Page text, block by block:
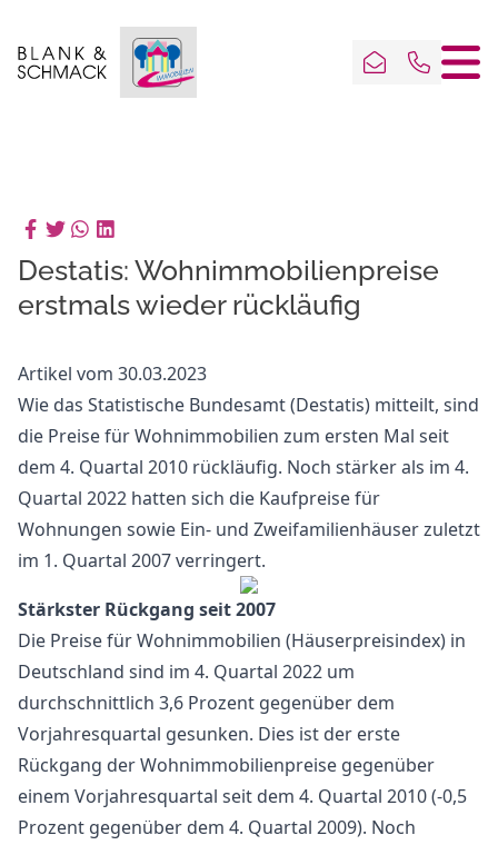
Destatis: Wohnimmobilienpreise
erstmals wieder rückläufig
Artikel vom 30.03.2023
Wie das Statistische Bundesamt (Destatis) mitteilt, sind
die Preise für Wohnimmobilien zum ersten Mal seit
dem 4. Quartal 2010 rückläufig. Noch stärker als im 4.
Quartal 2022 hatten sich die Kaufpreise für
Wohnungen sowie Ein- und Zweifamilienhäuser zuletzt
im 1. Quartal 2007 verringert.
Stärkster Rückgang seit 2007
Die Preise für Wohnimmobilien (Häuserpreisindex) in
Deutschland sind im 4. Quartal 2022 um
durchschnittlich 3,6 Prozent gegenüber dem
Vorjahresquartal gesunken. Dies ist der erste
Rückgang der Wohnimmobilienpreise gegenüber
einem Vorjahresquartal seit dem 4. Quartal 2010 (-0,5
Prozent gegenüber dem 4. Quartal 2009). Noch